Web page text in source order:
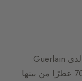
مؤسِّسة Delacourte Paris ومديرة الإبداع لدى Guerlain
طوال خمسة عشر عامًا، أبدعت أكثر من 70 عطرًا من بينها